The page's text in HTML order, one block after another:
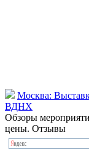
Москва:
ВДНХ
Обзоры
цены. Отзывы